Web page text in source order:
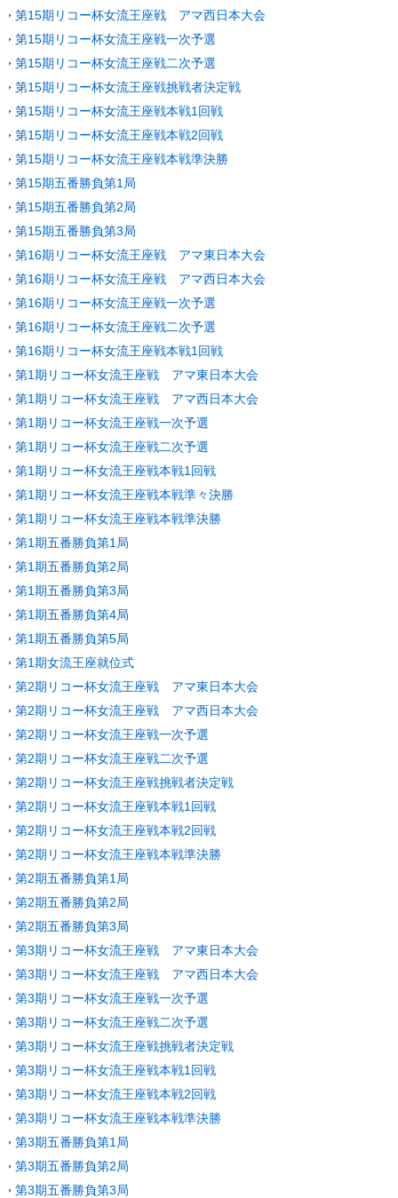
第15期リコー杯女流王座戦 アマ西日本大会
第15期リコー杯女流王座戦一次予選
第15期リコー杯女流王座戦二次予選
第15期リコー杯女流王座戦挑戦者決定戦
第15期リコー杯女流王座戦本戦1回戦
第15期リコー杯女流王座戦本戦2回戦
第15期リコー杯女流王座戦本戦準決勝
第15期五番勝負第1局
第15期五番勝負第2局
第15期五番勝負第3局
第16期リコー杯女流王座戦 アマ東日本大会
第16期リコー杯女流王座戦 アマ西日本大会
第16期リコー杯女流王座戦一次予選
第16期リコー杯女流王座戦二次予選
第16期リコー杯女流王座戦本戦1回戦
第1期リコー杯女流王座戦 アマ東日本大会
第1期リコー杯女流王座戦 アマ西日本大会
第1期リコー杯女流王座戦一次予選
第1期リコー杯女流王座戦二次予選
第1期リコー杯女流王座戦本戦1回戦
第1期リコー杯女流王座戦本戦準々決勝
第1期リコー杯女流王座戦本戦準決勝
第1期五番勝負第1局
第1期五番勝負第2局
第1期五番勝負第3局
第1期五番勝負第4局
第1期五番勝負第5局
第1期女流王座就位式
第2期リコー杯女流王座戦 アマ東日本大会
第2期リコー杯女流王座戦 アマ西日本大会
第2期リコー杯女流王座戦一次予選
第2期リコー杯女流王座戦二次予選
第2期リコー杯女流王座戦挑戦者決定戦
第2期リコー杯女流王座戦本戦1回戦
第2期リコー杯女流王座戦本戦2回戦
第2期リコー杯女流王座戦本戦準決勝
第2期五番勝負第1局
第2期五番勝負第2局
第2期五番勝負第3局
第3期リコー杯女流王座戦 アマ東日本大会
第3期リコー杯女流王座戦 アマ西日本大会
第3期リコー杯女流王座戦一次予選
第3期リコー杯女流王座戦二次予選
第3期リコー杯女流王座戦挑戦者決定戦
第3期リコー杯女流王座戦本戦1回戦
第3期リコー杯女流王座戦本戦2回戦
第3期リコー杯女流王座戦本戦準決勝
第3期五番勝負第1局
第3期五番勝負第2局
第3期五番勝負第3局